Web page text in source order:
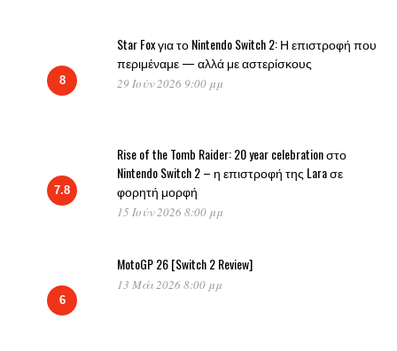
8
Star Fox για το Nintendo Switch 2: Η επιστροφή που
περιμέναμε — αλλά με αστερίσκους
29 Ιούν 2026 9:00 μμ
7.8
Rise of the Tomb Raider: 20 year celebration στο
Nintendo Switch 2 – η επιστροφή της Lara σε
φορητή μορφή
15 Ιούν 2026 8:00 μμ
6
MotoGP 26 [Switch 2 Review]
13 Μάι 2026 8:00 μμ